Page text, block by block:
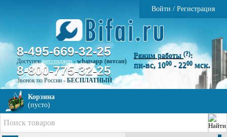
Войти / Регистрация
8-495-669-32-25
Доступенмессенджер-whatsapp (вотсап)
8-800-775-32-25
Звонок по России - БЕСПЛАТНЫЙ
Режим работы (?):
пн-вс, 1000 - 2200 мск.
Корзина
(пусто)